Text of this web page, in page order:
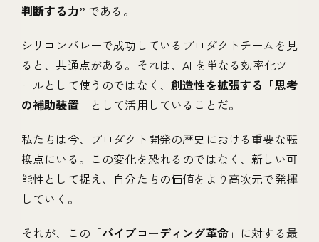
判断する力” である。
シリコンバレーで成功しているプロダクトチームを見
ると、共通点がある。それは、AI を単なる効率化ツ
ールとして使うのではなく、創造性を拡張する「思考
の補助装置」として活用していることだ。
私たちは今、プロダクト開発の歴史における重要な転
換点にいる。この変化を恐れるのではなく、新しい可
能性として捉え、自分たちの価値をより高次元で発揮
していく。
それが、この「バイブコーディング革命」に対する最